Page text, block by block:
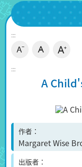
塊
:::
:::
A
作者
Margaret Wise
出版者